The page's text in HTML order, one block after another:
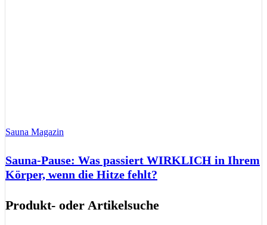
Sauna Magazin
Sauna-Pause: Was passiert WIRKLICH in Ihrem
Körper, wenn die Hitze fehlt?
Produkt- oder Artikelsuche